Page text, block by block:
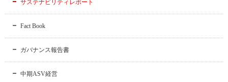
サステナビリティレポート
Fact Book
ガバナンス報告書
中期ASV経営